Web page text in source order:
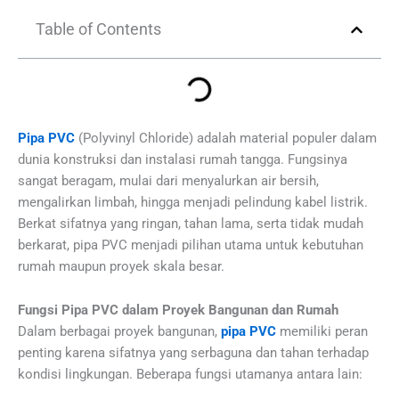
Table of Contents
Pipa PVC (Polyvinyl Chloride) adalah material populer dalam
dunia konstruksi dan instalasi rumah tangga. Fungsinya
sangat beragam, mulai dari menyalurkan air bersih,
mengalirkan limbah, hingga menjadi pelindung kabel listrik.
Berkat sifatnya yang ringan, tahan lama, serta tidak mudah
berkarat, pipa PVC menjadi pilihan utama untuk kebutuhan
rumah maupun proyek skala besar.
Fungsi Pipa PVC dalam Proyek Bangunan dan Rumah
Dalam berbagai proyek bangunan, pipa PVC memiliki peran
penting karena sifatnya yang serbaguna dan tahan terhadap
kondisi lingkungan. Beberapa fungsi utamanya antara lain: